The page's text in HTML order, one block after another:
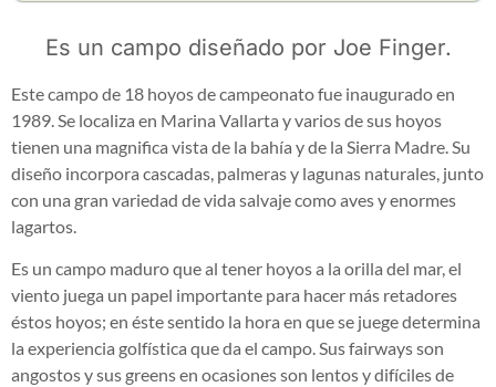
Es un campo diseñado por Joe Finger.
Este campo de 18 hoyos de campeonato fue inaugurado en
1989. Se localiza en Marina Vallarta y varios de sus hoyos
tienen una magnifica vista de la bahía y de la Sierra Madre. Su
diseño incorpora cascadas, palmeras y lagunas naturales, junto
con una gran variedad de vida salvaje como aves y enormes
lagartos.
Es un campo maduro que al tener hoyos a la orilla del mar, el
viento juega un papel importante para hacer más retadores
éstos hoyos; en éste sentido la hora en que se juege determina
la experiencia golfística que da el campo. Sus fairways son
angostos y sus greens en ocasiones son lentos y difíciles de